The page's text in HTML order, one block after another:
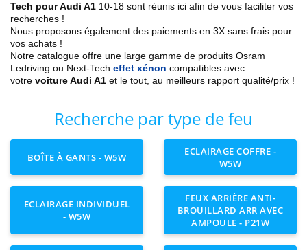
Tech pour Audi A1 10-18 sont réunis ici afin de vous faciliter vos
recherches !
Nous proposons également des paiements en 3X sans frais pour
vos achats !
Notre catalogue offre une large gamme de produits Osram
Ledriving ou Next-Tech effet xénon compatibles avec
votre voiture Audi A1 et le tout, au meilleurs rapport qualité/prix !
Recherche par type de feu
BOÎTE À GANTS - W5W
ECLAIRAGE COFFRE -
W5W
ECLAIRAGE INDIVIDUEL
- W5W
FEUX ARRIÈRE ANTI-
BROUILLARD ARR AVEC
AMPOULE - P21W